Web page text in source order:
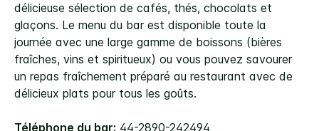
délicieuse sélection de cafés, thés, chocolats et
glaçons. Le menu du bar est disponible toute la
journée avec une large gamme de boissons (bières
fraîches, vins et spiritueux) ou vous pouvez savourer
un repas fraîchement préparé au restaurant avec de
délicieux plats pour tous les goûts.
Téléphone du bar: 44-2890-242494